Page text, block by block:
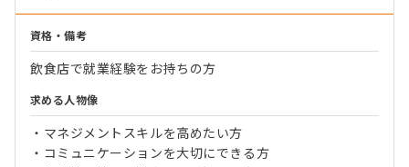
資格・備考
飲食店で就業経験をお持ちの方
求める人物像
・マネジメントスキルを高めたい方
・コミュニケーションを大切にできる方